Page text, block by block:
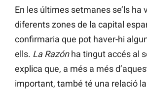
En les últimes setmanes se’ls ha
diferents zones de la capital
confirmaria que pot haver-hi
ells. La Razónha tingut accés al
explica que, a més a més
important, també té una relació